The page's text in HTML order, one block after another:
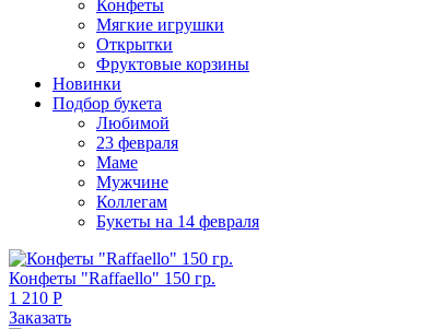
Конфеты
Мягкие игрушки
Открытки
Фруктовые корзины
Новинки
Подбор букета
Любимой
23 февраля
Маме
Мужчине
Коллегам
Букеты на 14 февраля
Конфеты "Raffaello" 150 гр.
1 210 Р
Заказать